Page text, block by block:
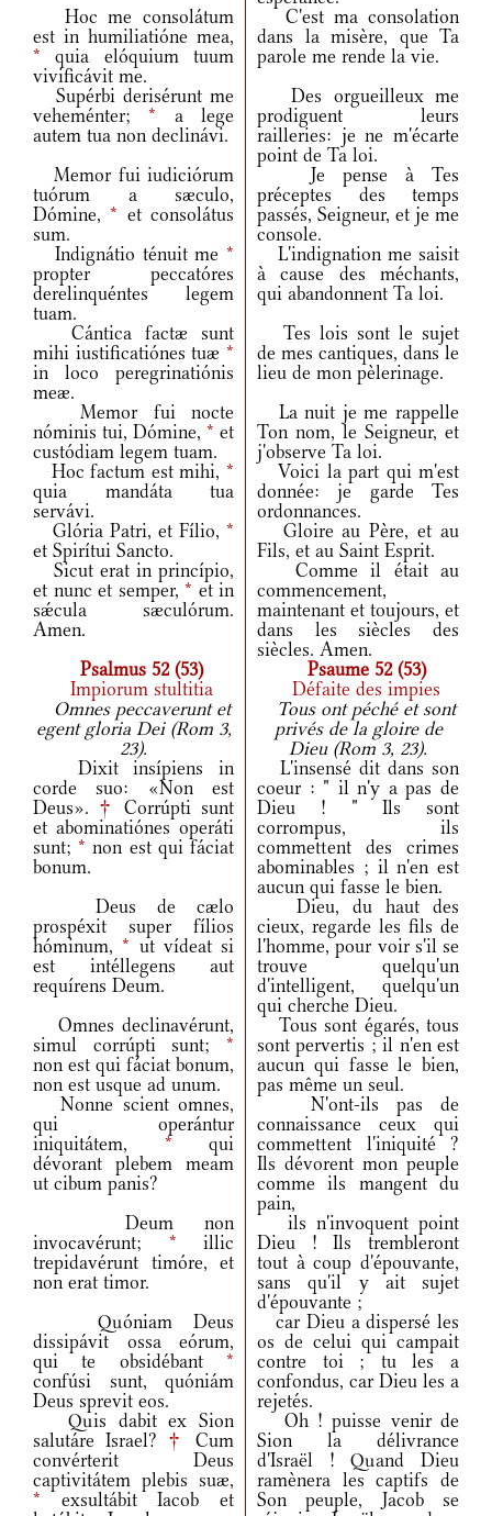
Hoc me consolátum
est in humiliatióne mea,
* quia elóquium tuum
vivificávit me.
C'est ma consolation
dans la misère, que Ta
parole me rende la vie.
Supérbi derisérunt me
veheménter;* a lege
autem tua non declinávi.
Des orgueilleux me
prodiguent leurs
railleries: je ne m'écarte
point de Ta loi.
Memor fui iudiciórum
tuórum a sæculo,
Dómine,* et consolátus
sum.
Je pense à Tes
préceptes des temps
passés, Seigneur, et je me
console.
Indignátio ténuit me *
propter peccatóres
derelinquéntes legem
tuam.
L'indignation me saisit
à cause des méchants,
qui abandonnent Ta loi.
Cántica factæ sunt
mihi iustificatiónes tuæ *
in loco peregrinatiónis
meæ.
Tes lois sont le sujet
de mes cantiques, dans le
lieu de mon pèlerinage.
Memor fui nocte
nóminis tui, Dómine, * et
custódiam legem tuam.
La nuit je me rappelle
Ton nom, le Seigneur, et
j'observe Ta loi.
Hoc factum est mihi, *
quia mandáta tua
servávi.
Voici la part qui m'est
donnée: je garde Tes
ordonnances.
Glória Patri, et Fílio, *
et Spirítui Sancto.
Gloire au Père, et au
Fils, et au Saint Esprit.
Sicut erat in princípio,
et nunc et semper, * et in
sǽcula sæculórum.
Amen.
Comme il était au
commencement,
maintenant et toujours, et
dans les siècles des
siècles. Amen.
Psalmus 52 (53)
Psaume 52 (53)
Impiorum stultitia
Défaite des impies
Omnes peccaverunt et
egent gloria Dei (Rom 3,
23).
Tous ont péché et sont
privés de la gloire de
Dieu (Rom 3, 23).
Dixit insípiens in
corde suo: «Non est
Deus». †
Corrúpti sunt
et abominatiónes operáti
sunt;* non est qui fáciat
bonum.
L'insensé dit dans son
coeur : " il n'y a pas de
Dieu ! " Ils sont
corrompus, ils
commettent des crimes
abominables ; il n'en est
aucun qui fasse le bien.
Deus de cælo
prospéxit super fílios
hóminum,* ut vídeat si
est intéllegens aut
requírens Deum.
Dieu, du haut des
cieux, regarde les fils de
l'homme, pour voir s'il se
trouve quelqu'un
d'intelligent, quelqu'un
qui cherche Dieu.
Omnes declinavérunt,
simul corrúpti sunt; *
non est qui fáciat bonum,
non est usque ad unum.
Tous sont égarés, tous
sont pervertis ; il n'en est
aucun qui fasse le bien,
pas même un seul.
Nonne scient omnes,
qui operántur
iniquitátem, * qui
dévorant plebem meam
ut cibum panis?
N'ont-ils pas de
connaissance ceux qui
commettent l'iniquité ?
Ils dévorent mon peuple
comme ils mangent du
pain,
Deum non
invocavérunt; * illic
trepidavérunt timóre, et
non erat timor.
ils n'invoquent point
Dieu ! Ils trembleront
tout à coup d'épouvante,
sans qu'il y ait sujet
d'épouvante ;
Quóniam Deus
dissipávit ossa eórum,
qui te obsidébant *
confúsi sunt, quóniám
Deus sprevit eos.
car Dieu a dispersé les
os de celui qui campait
contre toi ; tu les a
confondus, car Dieu les a
rejetés.
Quis dabit ex Sion
salutáre Israel? †
Cum
convérterit Deus
captivitátem plebis suæ,
* exsultábit Iacob et
Oh ! puisse venir de
Sion la délivrance
d'Israël ! Quand Dieu
ramènera les captifs de
Son peuple, Jacob se